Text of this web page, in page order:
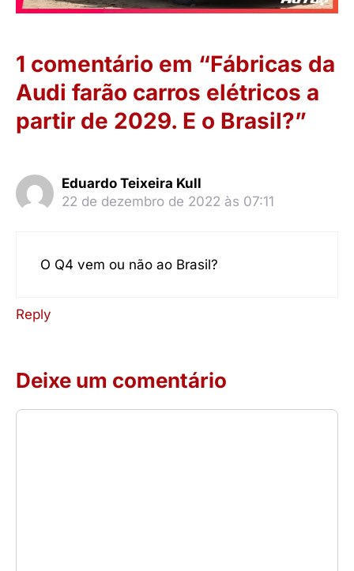
1 comentário em “Fábricas da
Audi farão carros elétricos a
partir de 2029. E o Brasil?”
Eduardo Teixeira Kull
22 de dezembro de 2022 às 07:11
O Q4 vem ou não ao Brasil?
Reply
Deixe um comentário
Comentário